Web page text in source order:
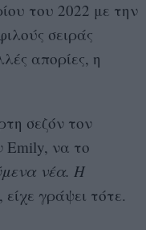
του 2022 με την
σειράς
απορίες, η
σεζόν τον
Emily, να το
νέα. H
, είχε γράψει τότε.